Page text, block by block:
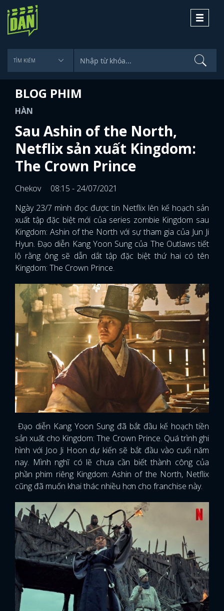
Toggle
BLOG PHIM
HÀN
Sau Ashin of the North,
Netflix sản xuất Kingdom:
The Crown Prince
Chekov
08:15 - 24/07/2021
Ngày 23/7 mình đọc được tin Netflix lên kế hoạch sản
xuất tập đặc biệt mới của series zombie Kingdom sau
Kingdom: Ashin of the North với sự tham gia của Jun Ji
Hyun. Đạo diễn Kang Yoon Sung của The Outlaws tiết
lộ rằng ông sẽ dẫn dắt tập đặc biệt thứ hai có tên
Kingdom: The Crown Prince.
Đạo diễn Kang Yoon Sung đã bắt đầu kế hoạch tiền
sản xuất cho Kingdom: The Crown Prince. Quá trình ghi
hình với Joo Ji Hoon dự kiến sẽ bắt đầu vào cuối năm
nay. Mình nghĩ có lẽ chưa cần biết thành công của
phần phim riêng Kingdom: Ashin of the North, Netflix
cũng đã muốn khai thác nhiều hơn cho franchise này.